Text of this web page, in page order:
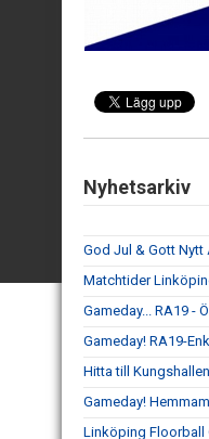
Nyhetsarkiv
God Jul & Gott Nytt
Matchtider
Gameday... RA19 -
Gameday! RA19-
Hitta till
Gameday!
Linköping Floorball